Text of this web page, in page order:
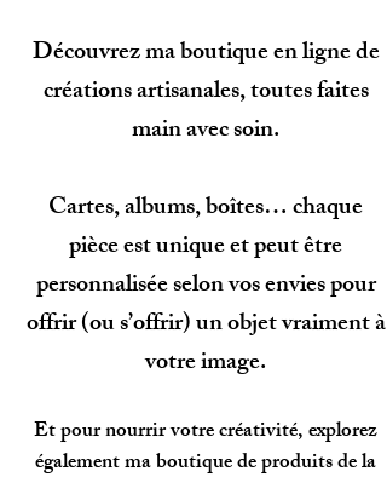
Découvrez ma boutique en ligne de
créations artisanales, toutes faites
main avec soin.
Cartes, albums, boîtes… chaque
pièce est unique et peut être
personnalisée selon vos envies pour
offrir (ou s’offrir) un objet vraiment à
votre image.
Et pour nourrir votre créativité, explorez
également ma boutique de produits de la